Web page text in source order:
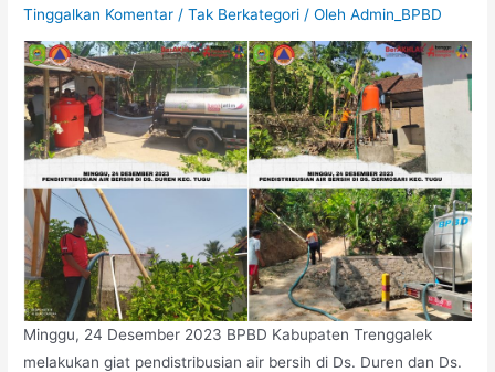
Tinggalkan Komentar /Tak Berkategori / OlehAdmin_BPBD
Minggu, 24 Desember 2023 BPBD Kabupaten Trenggalek
melakukan giat pendistribusian air bersih di Ds. Duren dan Ds.